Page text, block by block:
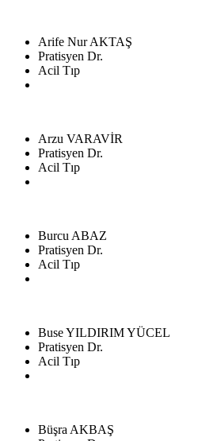
Arife Nur AKTAŞ
Pratisyen Dr.
Acil Tıp
Arzu VARAVİR
Pratisyen Dr.
Acil Tıp
Burcu ABAZ
Pratisyen Dr.
Acil Tıp
Buse YILDIRIM YÜCEL
Pratisyen Dr.
Acil Tıp
Büşra AKBAŞ